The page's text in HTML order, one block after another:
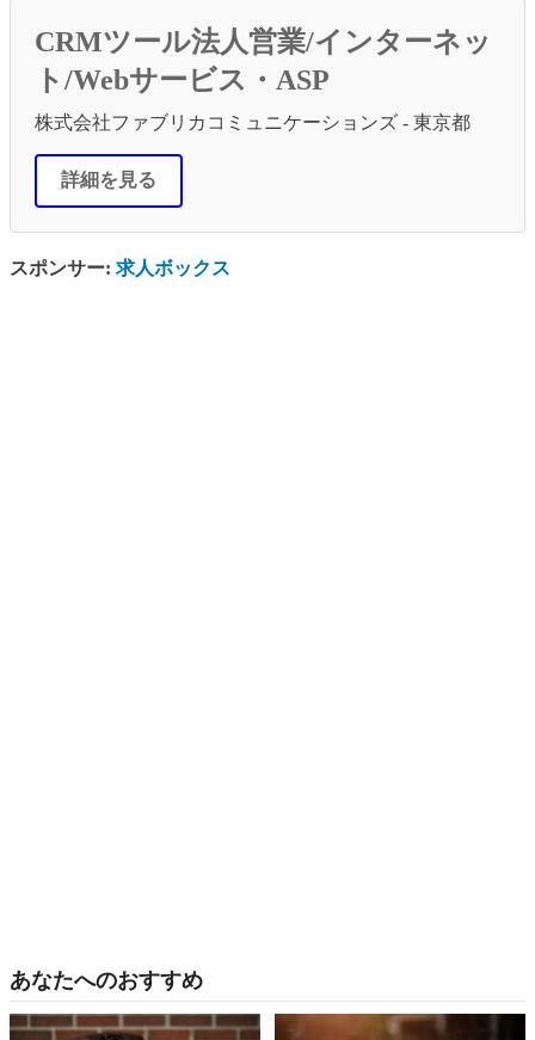
CRMツール法人営業/インターネッ
ト/Webサービス・ASP
株式会社ファブリカコミュニケーションズ - 東京都
詳細を見る
スポンサー: 求人ボックス
あなたへのおすすめ